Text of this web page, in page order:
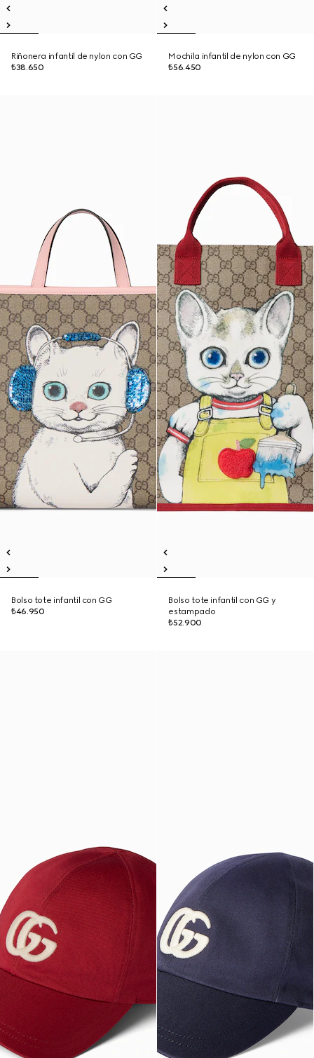
Riñonera infantil de nylon con GG
₺38.650
Mochila infantil de nylon con GG
₺56.450
Bolso tote infantil con GG
₺46.950
Bolso tote infantil con GG y
estampado
₺52.900